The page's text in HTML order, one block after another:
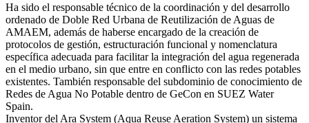
Ha sido el responsable técnico de la coordinación y del desarrollo
ordenado de Doble Red Urbana de Reutilización de Aguas de
AMAEM, además de haberse encargado de la creación de
protocolos de gestión, estructuración funcional y nomenclatura
específica adecuada para facilitar la integración del agua regenerada
en el medio urbano, sin que entre en conflicto con las redes potables
existentes. También responsable del subdominio de conocimiento de
Redes de Agua No Potable dentro de GeCon en SUEZ Water
Spain.
Inventor del Ara System (Aqua Reuse Aeration System) un sistema